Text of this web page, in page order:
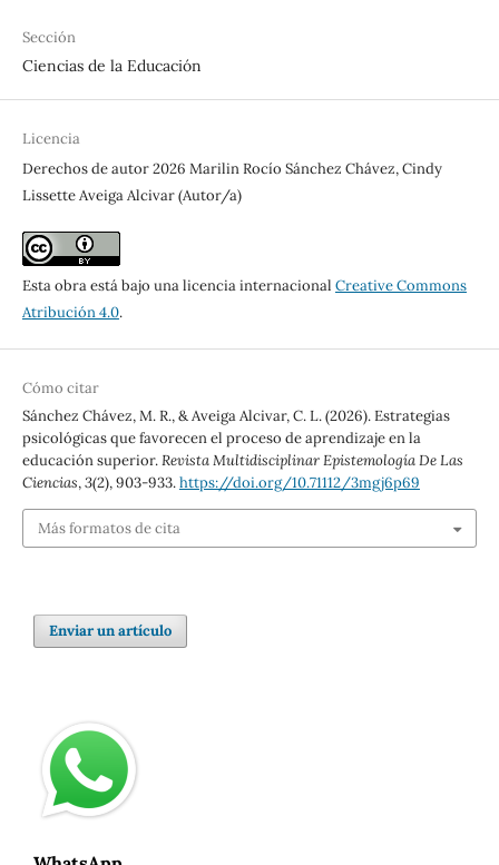
Sección
Ciencias de la Educación
Licencia
Derechos de autor 2026 Marilin Rocío Sánchez Chávez, Cindy
Lissette Aveiga Alcivar (Autor/a)
Esta obra está bajo una licencia internacional Creative Commons
Atribución 4.0.
Cómo citar
Sánchez Chávez, M. R., & Aveiga Alcivar, C. L. (2026). Estrategias
psicológicas que favorecen el proceso de aprendizaje en la
educación superior.Revista Multidisciplinar Epistemología De Las
Ciencias,3(2), 903-933.https://doi.org/10.71112/3mgj6p69
Más formatos de cita
Enviar un artículo